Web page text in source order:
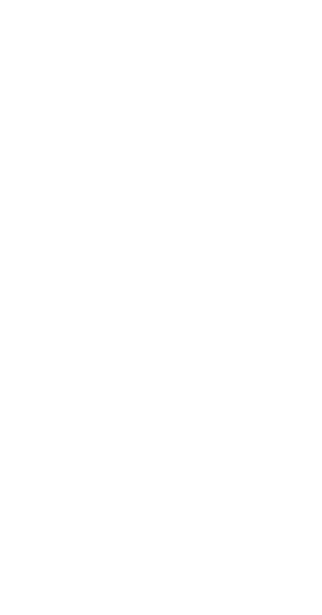
mikor érdemes bevetni a
gyógymódokat, például kókuszolajat is kipróbálnak